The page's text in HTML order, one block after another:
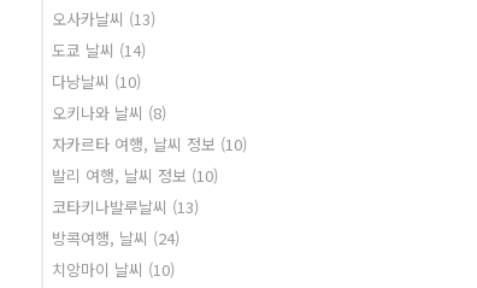
오사카날씨 (13)
도쿄 날씨 (14)
다낭날씨 (10)
오키나와 날씨 (8)
자카르타 여행, 날씨 정보 (10)
발리 여행, 날씨 정보 (10)
코타키나발루날씨 (13)
방콕여행, 날씨 (24)
치앙마이 날씨 (10)